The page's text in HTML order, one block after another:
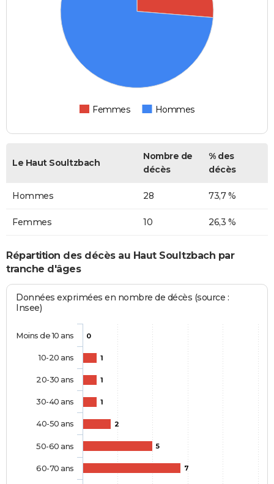
Femmes Hommes
Le Haut Soultzbach
Nombre de
décès
% des
décès
Hommes 28 73,7 %
Femmes 10 26,3 %
Répartition des décès au Haut Soultzbach par
tranche d'âges
Données exprimées en nombre de décès (source :
Insee)
0
1
1
1
2
5
7
Moins de 10 ans
10-20 ans
20-30 ans
30-40 ans
40-50 ans
50-60 ans
60-70 ans